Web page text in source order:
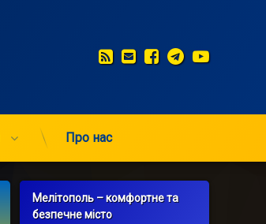
RSSE-mailFacebook
Telegram
Про нас
Мелітополь – комфортне та
безпечне місто